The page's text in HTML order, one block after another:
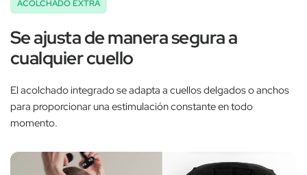
ACOLCHADO EXTRA
Se ajusta de manera segura a
cualquier cuello
El acolchado integrado se adapta a cuellos delgados o anchos
para proporcionar una estimulación constante en todo
momento.